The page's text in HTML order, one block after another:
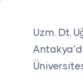
Uzm. Dt.